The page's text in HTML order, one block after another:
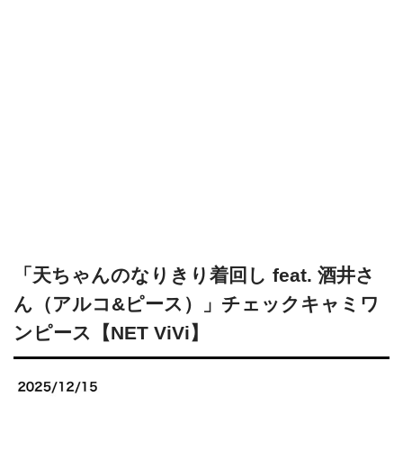
「天ちゃんのなりきり着回し feat. 酒井さ
ん（アルコ&ピース）」チェックキャミワ
ンピース【NET ViVi】